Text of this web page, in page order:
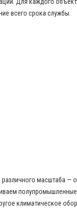
всего срока службы.
масштаба
климатическое